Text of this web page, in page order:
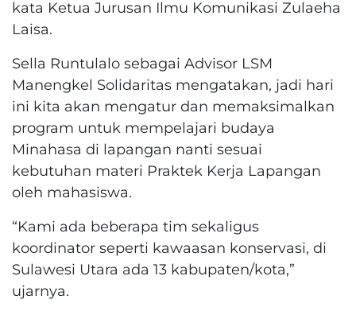
kata Ketua Jurusan Ilmu Komunikasi Zulaeha
Laisa.
Sella Runtulalo sebagai Advisor LSM
Manengkel Solidaritas mengatakan, jadi hari
ini kita akan mengatur dan memaksimalkan
program untuk mempelajari budaya
Minahasa di lapangan nanti sesuai
kebutuhan materi Praktek Kerja Lapangan
oleh mahasiswa.
“Kami ada beberapa tim sekaligus
koordinator seperti kawaasan konservasi, di
Sulawesi Utara ada 13 kabupaten/kota,”
ujarnya.